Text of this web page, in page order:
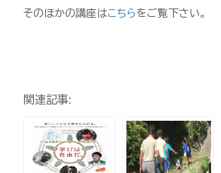
そのほかの講座はこちら をご覧下さい。
関連記事: